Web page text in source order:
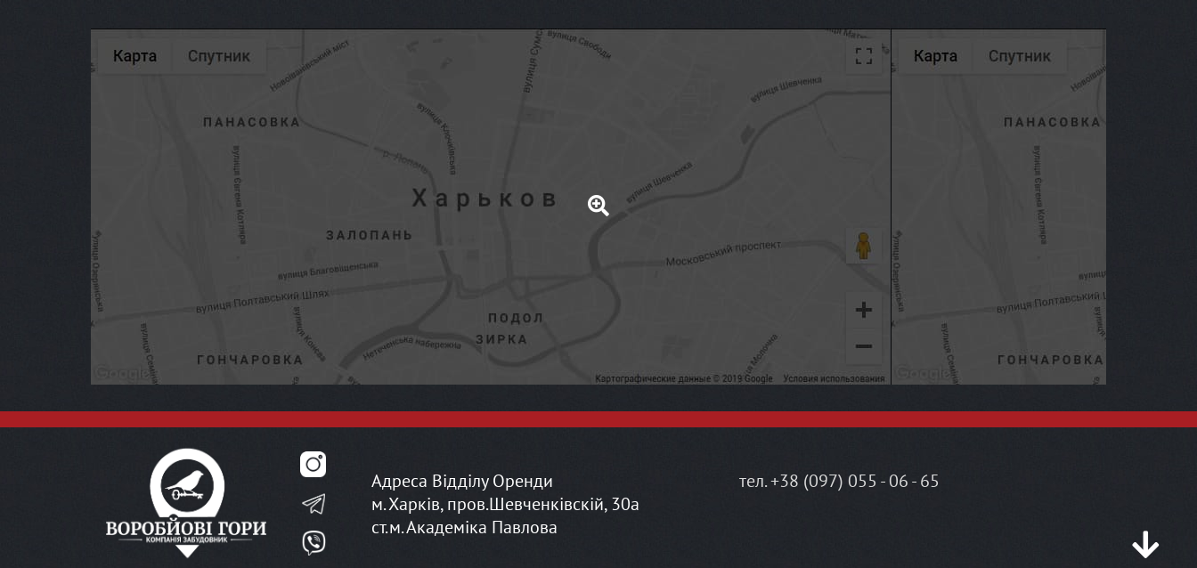
Адреса Відділу Оренди
м. Харків, пров.Шевченківскій, 30а
ст.м. Академіка Павлова
тел. +38 (097) 055 - 06 - 65